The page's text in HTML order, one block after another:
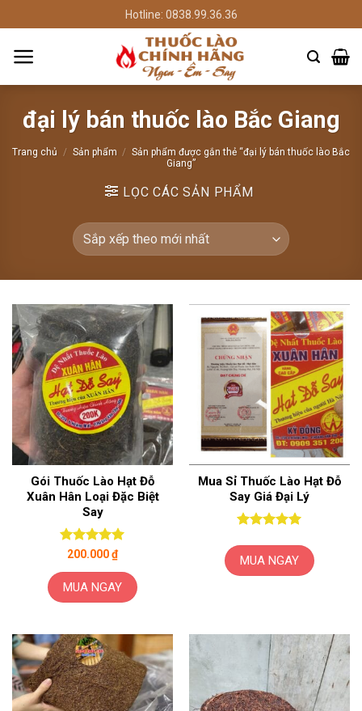
đến
nội
Hotline: 0838.99.36.36
đại lý bán thuốc lào Bắc Giang
Trang chủ / Sản phẩm / Sản phẩm được gắn thẻ “đại lý bán thuốc lào Bắc
Giang”
LỌC CÁC SẢN PHẨM
Gói Thuốc Lào Hạt Đỗ
Xuân Hân Loại Đặc Biệt
Say
Được xếp
sao
200.000₫
MUA NGAY
Mua Sỉ Thuốc Lào Hạt Đỗ
Say Giá Đại Lý
sao
MUA NGAY